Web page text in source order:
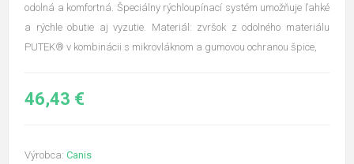
odolná a komfortná. Špeciálny rýchloupínací systém umožňuje ľahké
a rýchle obutie aj vyzutie. Materiál: zvršok z odolného materiálu
PUTEK® v kombinácii s mikrovláknom a gumovou ochranou špice,
46,43 €
Výrobca: Canis